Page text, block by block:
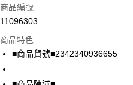
信用卡一次付款
LINE Pay
Apple Pay
商品編號
11096303
商品特色
■商品貨號■2342340936655